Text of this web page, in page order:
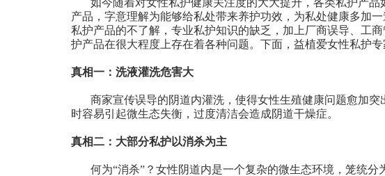
如今随着对女性私护健康关注度的大大提升，各类私护产
产品，字意理解为能够给私处带来养护功效，为私处健康多加
私护产品的不了解，专业私护知识的缺乏，加上厂商误导、工
护产品在很大程度上存在着各种问题。下面，益植爱女性私护
真相一：洗液灌洗危害大
商家宣传误导的阴道内灌洗，使得女性生殖健康问题愈加
时容易引起微生态失衡，过度清洁会造成阴道干燥症。
真相二：大部分私护以消杀为主
何为“消杀”？女性阴道内是一个复杂的微生态环境，笼统